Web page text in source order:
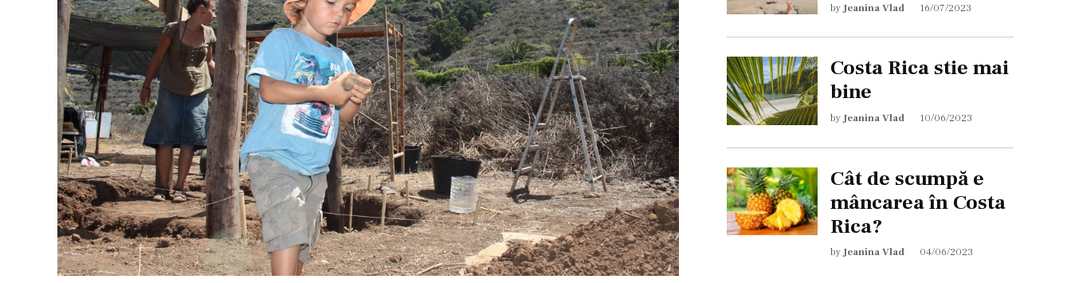
by Jeanina Vlad 16/07/2023
Costa Rica stie mai
bine
by Jeanina Vlad 10/06/2023
Cât de scumpă e
mâncarea în Costa
Rica?
by Jeanina Vlad 04/06/2023